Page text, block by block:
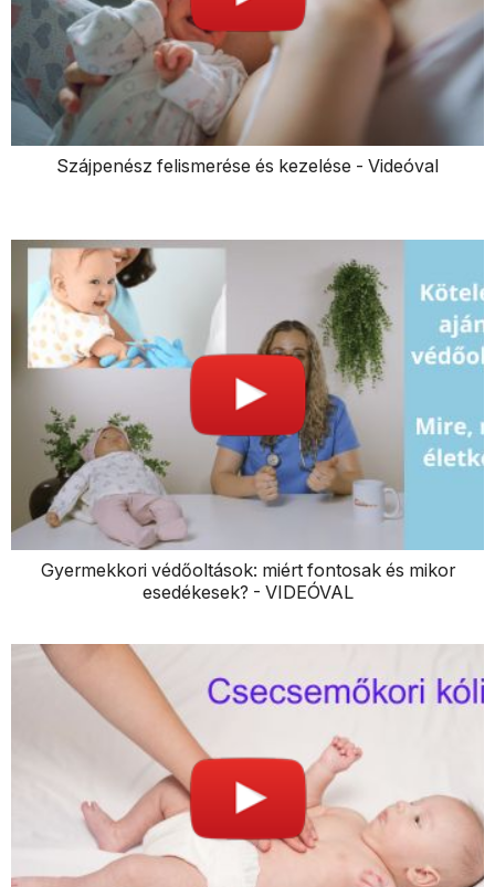
Szájpenész felismerése és kezelése - Videóval
Gyermekkori védőoltások: miért fontosak és mikor
esedékesek? - VIDEÓVAL